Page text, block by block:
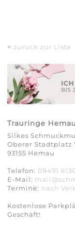
< zurück zur Liste
Trauringe
Silkes
Oberer Stadtplatz
93155 Hemau
Telefon: 09491
E-Mail:
Termine: nach
Kostenlose
Geschäft!